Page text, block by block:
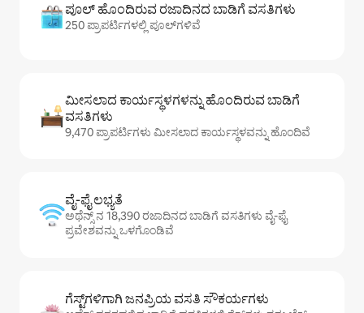
ಪೂಲ್ ಹೊಂದಿರುವ ರಜಾದಿನದ ಬಾಡಿಗೆ ವಸತಿಗಳು
250 ಪ್ರಾಪರ್ಟಿಗಳಲ್ಲಿ ಪೂಲ್‌‌‌‌‌‌‌‌‌ಗಳಿವೆ
ಮೀಸಲಾದ ಕಾರ್ಯಸ್ಥಳಗಳನ್ನು ಹೊಂದಿರುವ ಬಾಡಿಗೆ
ವಸತಿಗಳು
9,470 ಪ್ರಾಪರ್ಟಿಗಳು ಮೀಸಲಾದ ಕಾರ್ಯಸ್ಥಳವನ್ನು ಹೊಂದಿವೆ
ವೈ-ಫೈ ಲಭ್ಯತೆ
ಅಥೆನ್ಸ್ ನ 18,390 ರಜಾದಿನದ ಬಾಡಿಗೆ ವಸತಿಗಳು ವೈ-ಫೈ
ಪ್ರವೇಶವನ್ನು ಒಳಗೊಂಡಿವೆ
ಗೆಸ್ಟ್‌ಗಳಿಗಾಗಿ ಜನಪ್ರಿಯ ವಸತಿ ಸೌಕರ್ಯಗಳು